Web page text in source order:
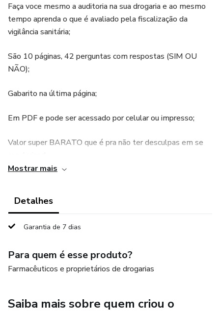
Faça voce mesmo a auditoria na sua drogaria e ao mesmo
tempo aprenda o que é avaliado pela fiscalização da
vigilância sanitária;
São 10 páginas, 42 perguntas com respostas (SIM OU
NÃO);
Gabarito na última página;
Em PDF e pode ser acessado por celular ou impresso;
Valor super BARATO que é pra não ter desculpas em se
Mostrar mais
Detalhes
Garantia de 7 dias
Para quem é esse produto?
Farmacêuticos e proprietários de drogarias
Saiba mais sobre quem criou o